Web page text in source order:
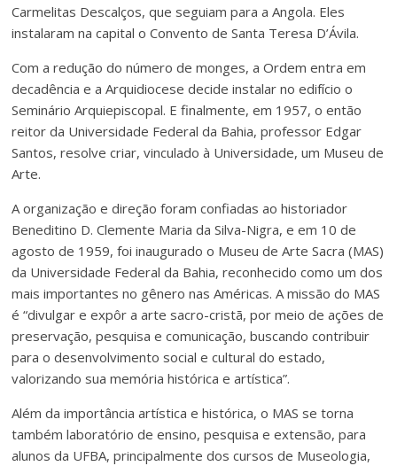
Carmelitas Descalços, que seguiam para a Angola. Eles
instalaram na capital o Convento de Santa Teresa D’Ávila.
Com a redução do número de monges, a Ordem entra em
decadência e a Arquidiocese decide instalar no edifício o
Seminário Arquiepiscopal. E finalmente, em 1957, o então
reitor da Universidade Federal da Bahia, professor Edgar
Santos, resolve criar, vinculado à Universidade, um Museu de
Arte.
A organização e direção foram confiadas ao historiador
Beneditino D. Clemente Maria da Silva-Nigra, e em 10 de
agosto de 1959, foi inaugurado o Museu de Arte Sacra (MAS)
da Universidade Federal da Bahia, reconhecido como um dos
mais importantes no gênero nas Américas. A missão do MAS
é “divulgar e expôr a arte sacro-cristã, por meio de ações de
preservação, pesquisa e comunicação, buscando contribuir
para o desenvolvimento social e cultural do estado,
valorizando sua memória histórica e artística”.
Além da importância artística e histórica, o MAS se torna
também laboratório de ensino, pesquisa e extensão, para
alunos da UFBA, principalmente dos cursos de Museologia,